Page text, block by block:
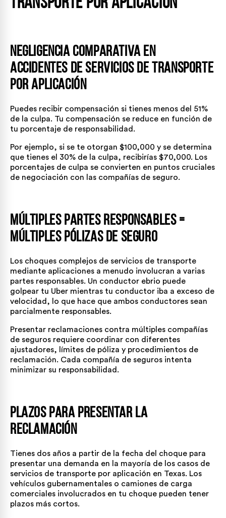
Negligencia comparativa en
accidentes de servicios de transporte
por aplicación
Puedes recibir compensación si tienes menos del 51%
de la culpa. Tu compensación se reduce en función de
tu porcentaje de responsabilidad.
Por ejemplo, si se te otorgan $100,000 y se determina
que tienes el 30% de la culpa, recibirías $70,000. Los
porcentajes de culpa se convierten en puntos cruciales
de negociación con las compañías de seguro.
Múltiples partes responsables =
múltiples pólizas de seguro
Los choques complejos de servicios de transporte
mediante aplicaciones a menudo involucran a varias
partes responsables. Un conductor ebrio puede
golpear tu Uber mientras tu conductor iba a exceso de
velocidad, lo que hace que ambos conductores sean
parcialmente responsables.
Presentar reclamaciones contra múltiples compañías
de seguros requiere coordinar con diferentes
ajustadores, límites de póliza y procedimientos de
reclamación. Cada compañía de seguros intenta
minimizar su responsabilidad.
Plazos para presentar la
reclamación
Tienes dos años a partir de la fecha del choque para
presentar una demanda en la mayoría de los casos de
servicios de transporte por aplicación en Texas. Los
vehículos gubernamentales o camiones de carga
comerciales involucrados en tu choque pueden tener
plazos más cortos.